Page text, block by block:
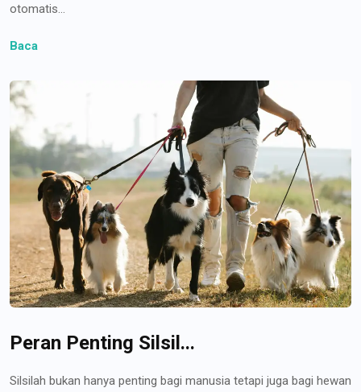
otomatis...
Baca
Peran Penting Silsil...
Silsilah bukan hanya penting bagi manusia tetapi juga bagi hewan